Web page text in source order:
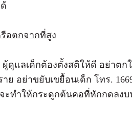
อตกจากที่สูง
ดูแลเด็กต้องตั้งสติให้ดี อย่าตก
ย อย่าขยับเขยื้อนเด็ก โทร.
ะทำให้กระดูกต้นคอที่หักกดลง